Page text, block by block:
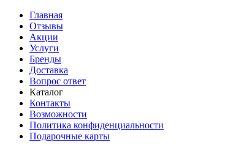
Главная
Отзывы
Акции
Услуги
Бренды
Доставка
Вопрос ответ
Каталог
Контакты
Возможности
Политика конфиденциальности
Подарочные карты